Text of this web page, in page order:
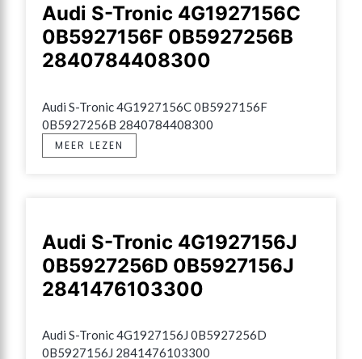
Audi S-Tronic 4G1927156C
0B5927156F 0B5927256B
2840784408300
Audi S-Tronic 4G1927156C 0B5927156F
0B5927256B 2840784408300
MEER LEZEN
Audi S-Tronic 4G1927156J
0B5927256D 0B5927156J
2841476103300
Audi S-Tronic 4G1927156J 0B5927256D
0B5927156J 2841476103300